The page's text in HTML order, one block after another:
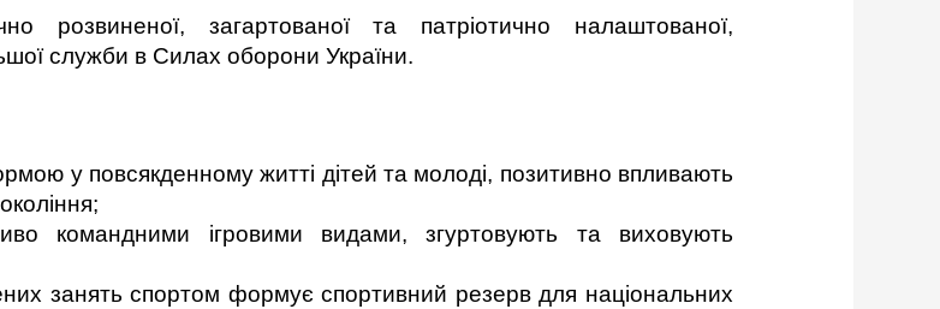
розвиненої, загартованої та патріотично налаштованої,
служби в Силах оборони України.
у повсякденному житті дітей та молоді, позитивно впливають
командними ігровими видами, згуртовують та виховують
занять спортом формує спортивний резерв для національних